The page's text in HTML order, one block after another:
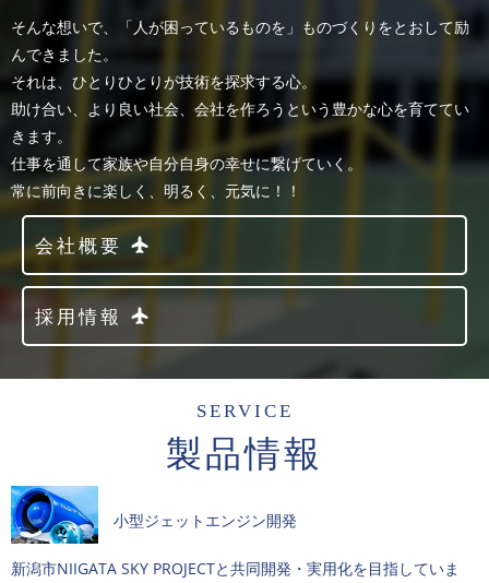
そんな想いで、「人が困っているものを」ものづくりをとおして励
んできました。
それは、ひとりひとりが技術を探求する心。
助け合い、より良い社会、会社を作ろうという豊かな心を育ててい
きます。
仕事を通して家族や自分自身の幸せに繋げていく。
常に前向きに楽しく、明るく、元気に！！
会社概要
採用情報
SERVICE
製品情報
小型ジェットエンジン開発
新潟市NIIGATA SKY PROJECTと共同開発・実用化を目指していま